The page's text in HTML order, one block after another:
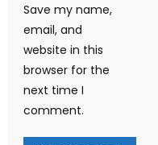
Save my name,
email, and
website in this
browser for the
next time I
comment.